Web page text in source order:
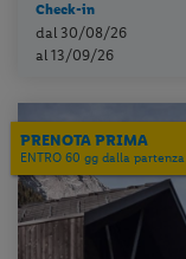
Check-in
dal 30/08/26
al 13/09/26
PRENOTA PRIMA
ENTRO 60 gg dalla partenza